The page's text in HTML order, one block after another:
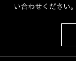
い合わせください。